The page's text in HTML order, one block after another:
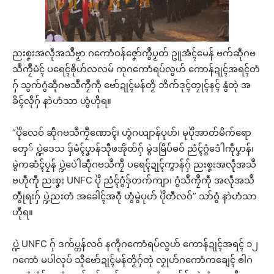
ညးစၞးအလဵုအသဳဗၟာ ဂကောံဝန်ဇၞော်ကွဳပၟတ် ဥူအံၚ်မေန် ဗက်ဆဵုဂဗ
သဳကၠဳမံၚ် ပရေၚ်ၜိုဟ်လလမ် ကုဂကောံရပ်လွဟ် ကောန်ဍုၚ်အရၚ်တံ
ဂှ် သွက်ဂွံဆဵုဂဗသဳကၠဳကဵု ဗော်ဍုၚ်မန်တၟိ ဘိက်ဒုၚ်တၠုၚ်နၚ် နွံတုဲ အ
ခိၚ်လဵုဂှ် နာဲဟံသာ ဟွံဟီုရ။
“ပိုဲလေဝ် ဆဵုဂဗသဳကၠဳဏောၚ်၊ ဟွံဂယျာန်ပုဟ်၊ မုပိုဲအာတ်မိက်ရော
တှေ် ပ္ဍဲဒေသ ဒှ်မံၚ်ပၞာန်သီုဖအိုတ်ဂှ် မွဲဒမြိပ်ဓဝ် ညံၚ်ဂွံဒေံါကဵုပၞာန်၊
မွဲကဆံၚ်ပၠန် ပ္ဍဲပေဲါဆဵုဂဗသဳကၠဳ ပရေၚ်ဍုၚ်ကွာန်ဂှ် ညးစၞးအလဵုအသဳ
ဗဟဵုကဵု ညးစၞး UNFC ပိုဲ ညံၚ်ဂွံဒှ်တက်ကျာ၊ ဂွံသဳကၠဳကဵု အလဵုအသဳ
တွဵုရးဂှ် ပ္ဍဲညးတံ အခေါၚ်အဝဵု ဟွံမွဲပုဟ် ပိုဲတီလဝ်” သာ်ဝွံ နာဲဟံသာ
ဟီုရ။
ပ္ဍဲ UNFC ဂှ် ဒက်ပ္တန်လဝ် နကဵုဂကောံရပ်လွဟ် ကောန်ဍုၚ်အရၚ် ၁၂
ဂကောံ မပါလုပ် သီုဗော်ဍုၚ်မန်တၟိဂှ်တုဲ လၟုဟ်ဂကောံကချေၚ် ၜါဂ